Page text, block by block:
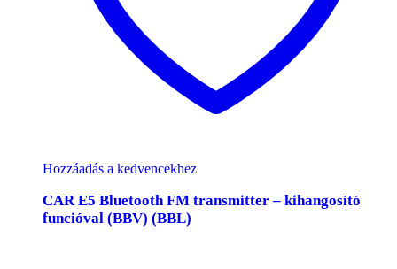
Hozzáadás a kedvencekhez
CAR E5 Bluetooth FM transmitter – kihangosító
funcióval (BBV) (BBL)